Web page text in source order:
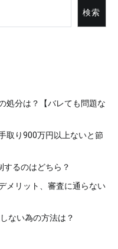
検索
処分は？【バレても問題な
取り900万円以上ないと節
るのはどちら？
メリット、審査に通らない
ない為の方法は？